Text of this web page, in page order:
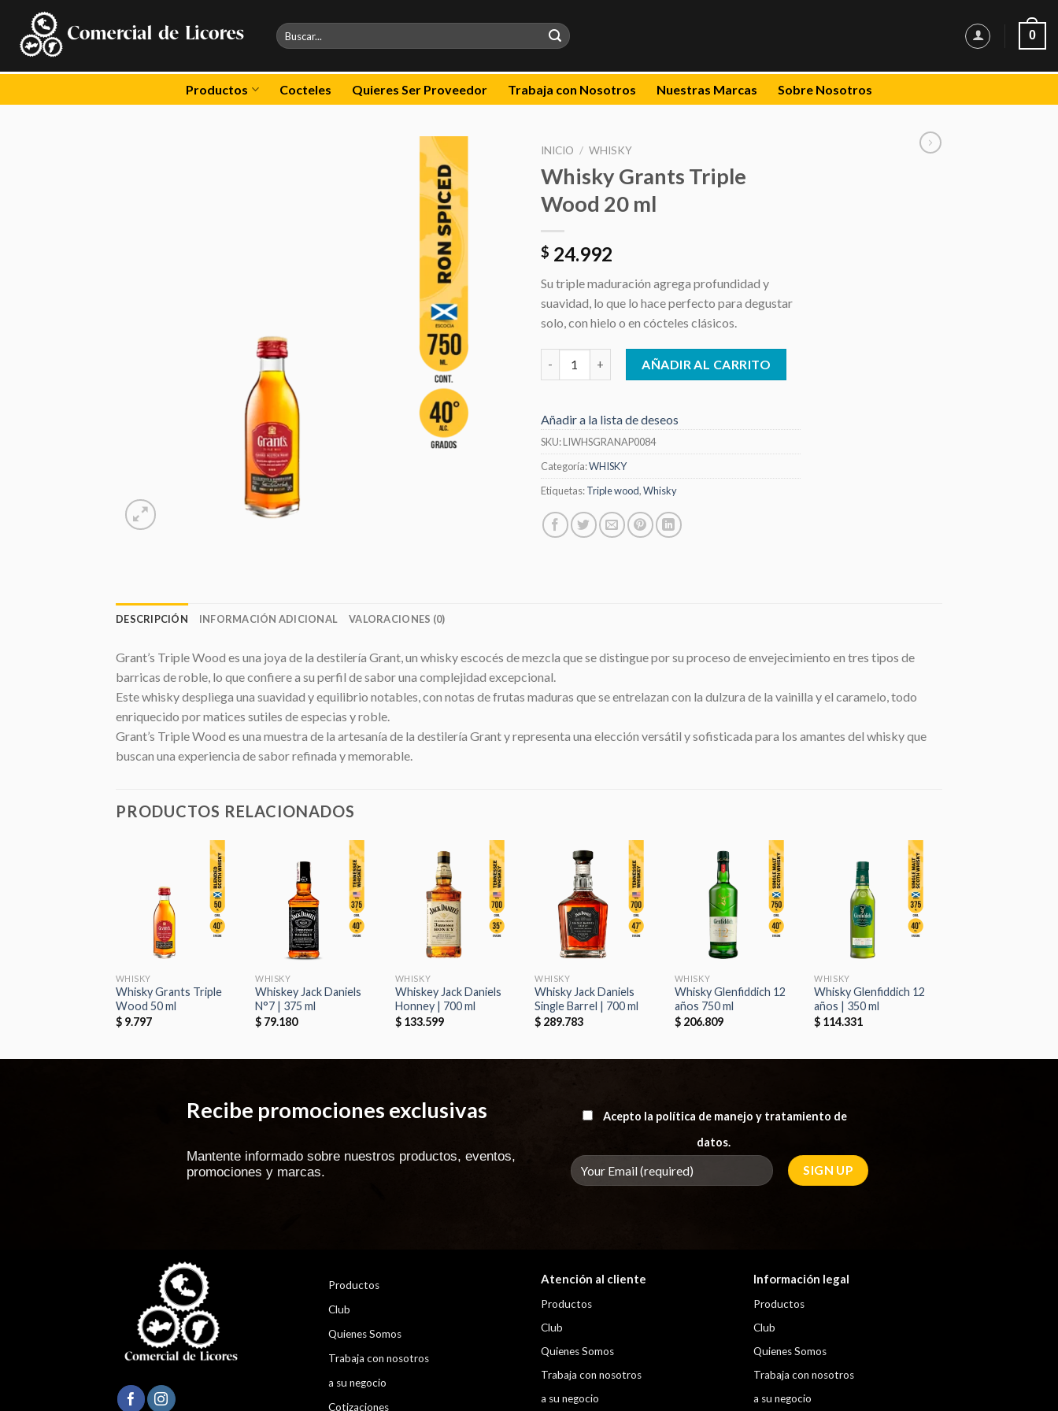
content
Buscar
por:
0
Productos Cocteles Quieres Ser Proveedor Trabaja con Nosotros Nuestras Marcas Sobre Nosotros
INICIO / WHISKY
Whisky Grants Triple
Wood 20 ml
$ 24.992
Su triple maduración agrega profundidad y
suavidad, lo que lo hace perfecto para degustar
solo, con hielo o en cócteles clásicos.
Whisky Grants Triple Wood 20 ml cantidad
AÑADIR AL CARRITO
Añadir a la lista de deseos
SKU:LIWHSGRANAP0084
Categoría:WHISKY
Etiquetas:Triple wood,Whisky
DESCRIPCIÓN INFORMACIÓN ADICIONAL VALORACIONES (0)
Grant’s Triple Wood es una joya de la destilería Grant, un whisky escocés de mezcla que se distingue por su proceso de envejecimiento en tres tipos de
barricas de roble, lo que confiere a su perfil de sabor una complejidad excepcional.
Este whisky despliega una suavidad y equilibrio notables, con notas de frutas maduras que se entrelazan con la dulzura de la vainilla y el caramelo, todo
enriquecido por matices sutiles de especias y roble.
Grant’s Triple Wood es una muestra de la artesanía de la destilería Grant y representa una elección versátil y sofisticada para los amantes del whisky que
buscan una experiencia de sabor refinada y memorable.
PRODUCTOS RELACIONADOS
Añadir
a la
lista de
deseos
WHISKY
Whisky Grants Triple
Wood 50 ml
$9.797
Añadir
a la
lista de
deseos
WHISKY
Whiskey Jack Daniels
N°7 | 375 ml
$ 79.180
Añadir
a la
lista de
deseos
WHISKY
Whiskey Jack Daniels
Honney | 700 ml
$133.599
Añadir
a la
lista de
deseos
WHISKY
Whisky Jack Daniels
Single Barrel | 700 ml
$ 289.783
Añadir
a la
lista de
deseos
WHISKY
Whisky Glenfiddich 12
años 750 ml
$206.809
Añadir
a la
lista de
deseos
WHISKY
Whisky Glenfiddich 12
años | 350 ml
$ 114.331
Recibe promociones exclusivas
Mantente informado sobre nuestros productos, eventos,
promociones y marcas.
Acepto la política de manejo y tratamiento de
datos.
Productos
Club
Quienes Somos
Trabaja con nosotros
a su negocio
Cotizaciones
Atención al cliente
Productos
Club
Quienes Somos
Trabaja con nosotros
a su negocio
Información legal
Productos
Club
Quienes Somos
Trabaja con nosotros
a su negocio